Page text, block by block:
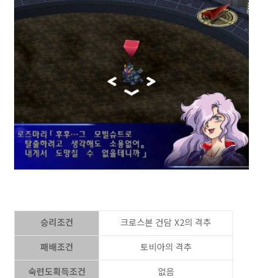
승리조건
크로스본 건담 X2의 격추
패배조건
토비아의 격추
숙련도획득조건
없음